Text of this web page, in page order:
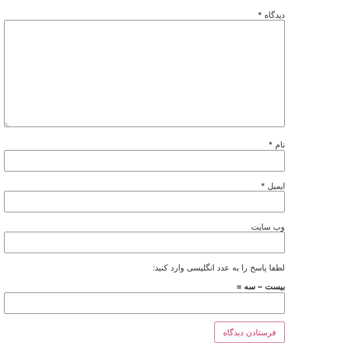
دیدگاه *
نام *
ایمیل *
وب‌ سایت
لطفا پاسخ را به عدد انگلیسی وارد کنید:
بیست − سه =